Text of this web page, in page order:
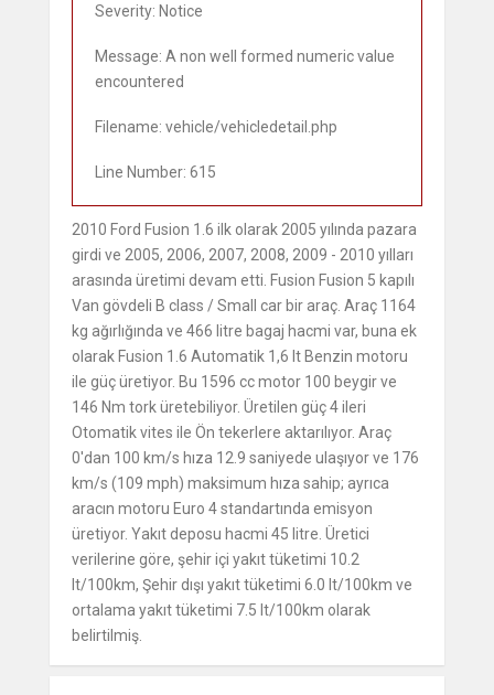
Severity: Notice
Message: A non well formed numeric value
encountered
Filename: vehicle/vehicledetail.php
Line Number: 615
2010 Ford Fusion 1.6 ilk olarak 2005 yılında pazara
girdi ve 2005, 2006, 2007, 2008, 2009 - 2010 yılları
arasında üretimi devam etti. Fusion Fusion 5 kapılı
Van gövdeli B class / Small car bir araç. Araç 1164
kg ağırlığında ve 466 litre bagaj hacmi var, buna ek
olarak Fusion 1.6 Automatik 1,6 lt Benzin motoru
ile güç üretiyor. Bu 1596 cc motor 100 beygir ve
146 Nm tork üretebiliyor. Üretilen güç 4 ileri
Otomatik vites ile Ön tekerlere aktarılıyor. Araç
0'dan 100 km/s hıza 12.9 saniyede ulaşıyor ve 176
km/s (109 mph) maksimum hıza sahip; ayrıca
aracın motoru Euro 4 standartında emisyon
üretiyor. Yakıt deposu hacmi 45 litre. Üretici
verilerine göre, şehir içi yakıt tüketimi 10.2
lt/100km, Şehir dışı yakıt tüketimi 6.0 lt/100km ve
ortalama yakıt tüketimi 7.5 lt/100km olarak
belirtilmiş.